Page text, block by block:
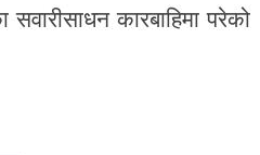
कारबाहिमा परेको